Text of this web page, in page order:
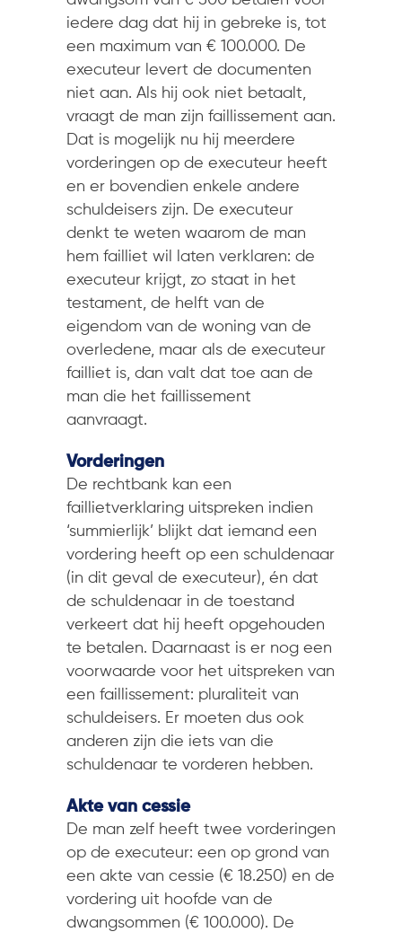
iedere dag dat hij in gebreke is, tot
een maximum van € 100.000. De
executeur levert de documenten
niet aan. Als hij ook niet betaalt,
vraagt de man zijn faillissement aan.
Dat is mogelijk nu hij meerdere
vorderingen op de executeur heeft
en er bovendien enkele andere
schuldeisers zijn. De executeur
denkt te weten waarom de man
hem failliet wil laten verklaren: de
executeur krijgt, zo staat in het
testament, de helft van de
eigendom van de woning van de
overledene, maar als de executeur
failliet is, dan valt dat toe aan de
man die het faillissement
aanvraagt.
Vorderingen
De rechtbank kan een
faillietverklaring uitspreken indien
‘summierlijk’ blijkt dat iemand een
vordering heeft op een schuldenaar
(in dit geval de executeur), én dat
de schuldenaar in de toestand
verkeert dat hij heeft opgehouden
te betalen. Daarnaast is er nog een
voorwaarde voor het uitspreken van
een faillissement: pluraliteit van
schuldeisers. Er moeten dus ook
anderen zijn die iets van die
schuldenaar te vorderen hebben.
Akte van cessie
De man zelf heeft twee vorderingen
op de executeur: een op grond van
een akte van cessie (€ 18.250) en de
vordering uit hoofde van de
dwangsommen (€ 100.000). De